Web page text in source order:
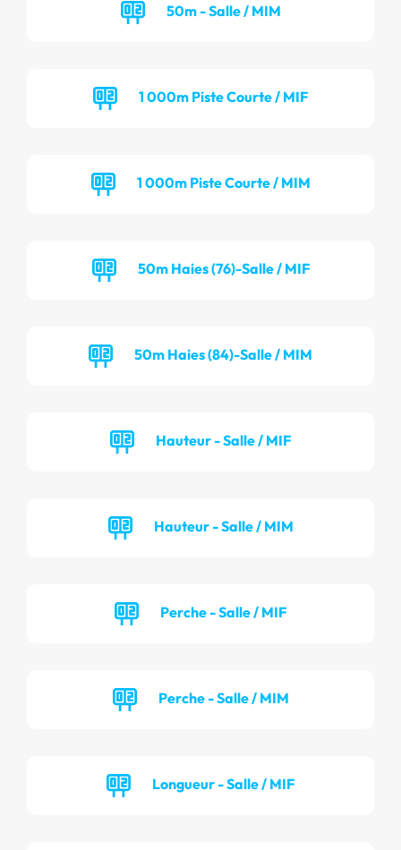
50m - Salle / MIM
1 000m Piste Courte / MIF
1 000m Piste Courte / MIM
50m Haies (76)-Salle / MIF
50m Haies (84)-Salle / MIM
Hauteur - Salle / MIF
Hauteur - Salle / MIM
Perche - Salle / MIF
Perche - Salle / MIM
Longueur - Salle / MIF